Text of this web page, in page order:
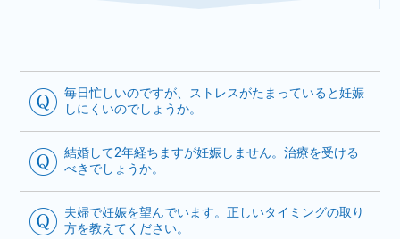
毎日忙しいのですが、ストレスがたまっていると妊娠
しにくいのでしょうか。
結婚して2年経ちますが妊娠しません。治療を受ける
べきでしょうか。
夫婦で妊娠を望んでいます。正しいタイミングの取り
方を教えてください。